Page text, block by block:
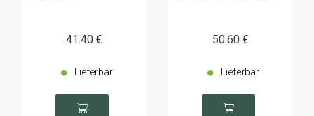
41.40 €
Lieferbar
50.60 €
Lieferbar